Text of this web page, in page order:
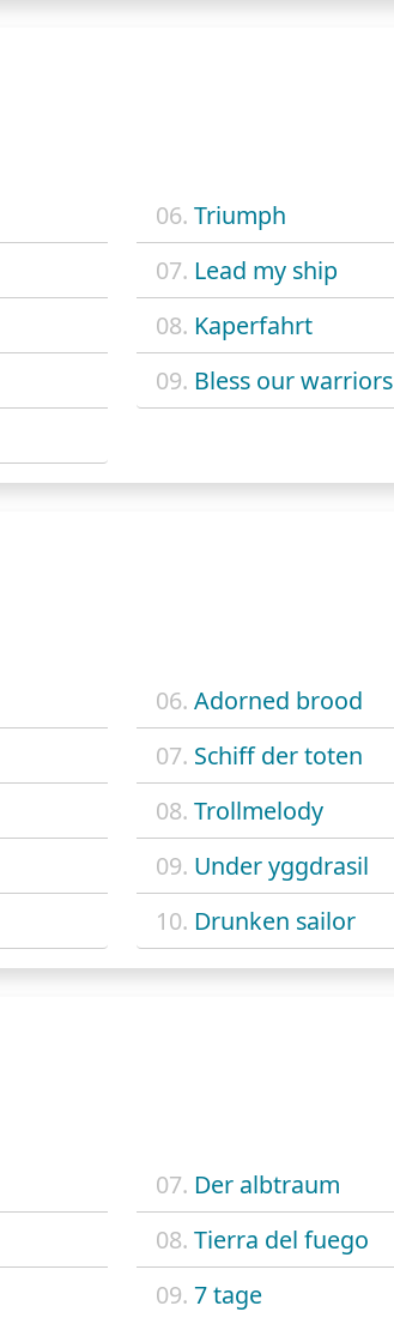
06. Triumph
07. Lead my ship
08. Kaperfahrt
09. Bless our warriors
06. Adorned brood
07. Schiff der toten
08. Trollmelody
09. Under yggdrasil
10. Drunken sailor
07. Der albtraum
08. Tierra del fuego
09. 7 tage